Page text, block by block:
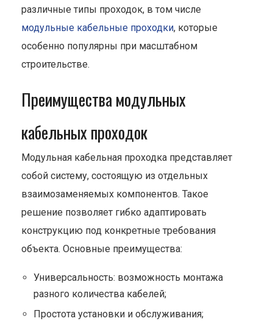
различные типы проходок, в том числе
модульные кабельные проходки, которые
особенно популярны при масштабном
строительстве.
Преимущества модульных
кабельных проходок
Модульная кабельная проходка представляет
собой систему, состоящую из отдельных
взаимозаменяемых компонентов. Такое
решение позволяет гибко адаптировать
конструкцию под конкретные требования
объекта. Основные преимущества:
Универсальность: возможность монтажа
разного количества кабелей;
Простота установки и обслуживания;